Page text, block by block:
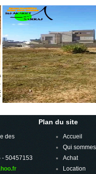
des
- 50457153
Plan du site
Accueil
Qui
Achat
Location